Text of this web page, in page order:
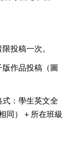
投稿一次。
作品投稿（圖
式：學生英文全
同） + 所在班級